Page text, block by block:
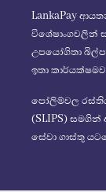
LankaPay
විශේෂාංගවලින්
උපයෝගිතා
ඉතා
පෝලිම්වල
(SLIPS) සමගින්
සේවා ගාස්තු